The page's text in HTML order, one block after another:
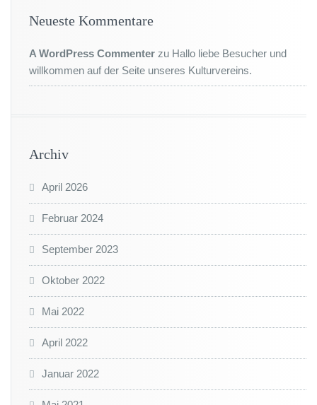
Neueste Kommentare
A WordPress Commenter zu Hallo liebe Besucher und
willkommen auf der Seite unseres Kulturvereins.
Archiv
April 2026
Februar 2024
September 2023
Oktober 2022
Mai 2022
April 2022
Januar 2022